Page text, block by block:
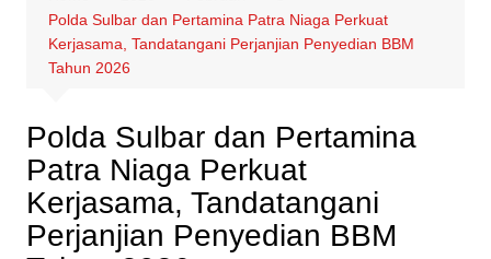
Polda Sulbar dan Pertamina Patra Niaga Perkuat
Kerjasama, Tandatangani Perjanjian Penyedian BBM
Tahun 2026
Polda Sulbar dan Pertamina
Patra Niaga Perkuat
Kerjasama, Tandatangani
Perjanjian Penyedian BBM